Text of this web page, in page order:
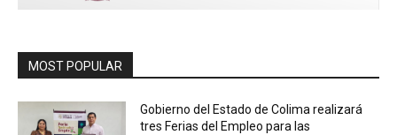
MOST POPULAR
Gobierno del Estado de Colima realizará
tres Ferias del Empleo para las